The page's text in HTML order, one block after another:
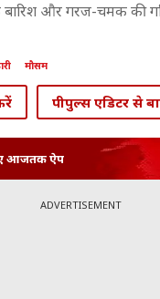
और गरज-चमक की
मौसम
पीपुल्स एडिटर से
आजतक ऐप
ADVERTISEMENT